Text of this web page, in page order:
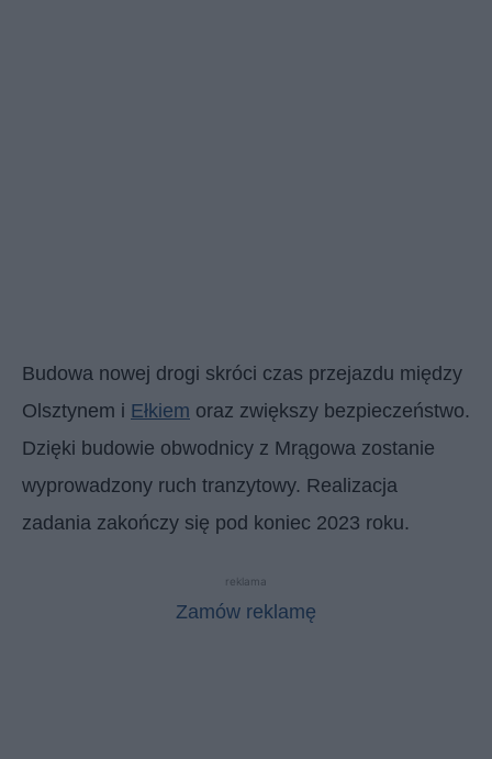
Budowa nowej drogi skróci czas przejazdu między
Olsztynem i Ełkiem oraz zwiększy bezpieczeństwo.
Dzięki budowie obwodnicy z Mrągowa zostanie
wyprowadzony ruch tranzytowy. Realizacja
zadania zakończy się pod koniec 2023 roku.
reklama
Zamów reklamę